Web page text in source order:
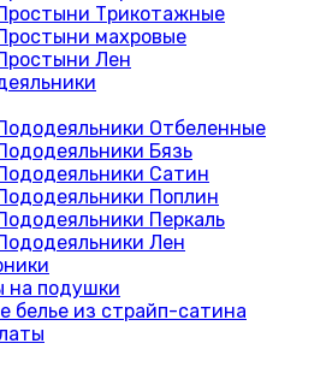
Трикотажные
махровые
Лен
Отбеленные
Бязь
Сатин
Поплин
Перкаль
Лен
на подушки
белье из страйп-сатина